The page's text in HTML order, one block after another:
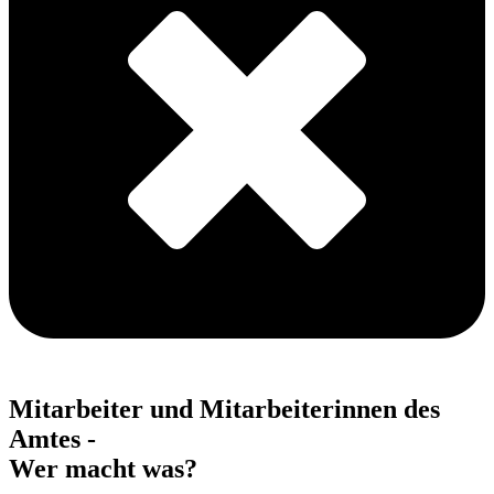
Mitarbeiter und Mitarbeiterinnen des
Amtes -
Wer macht was?